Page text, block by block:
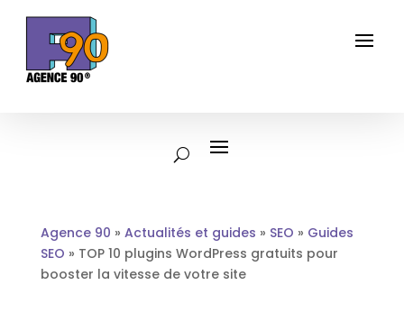
Agence 90 » Actualités et guides » SEO » Guides
SEO » TOP 10 plugins WordPress gratuits pour
booster la vitesse de votre site